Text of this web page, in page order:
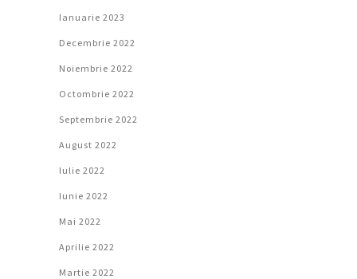
Ianuarie 2023
Decembrie 2022
Noiembrie 2022
Octombrie 2022
Septembrie 2022
August 2022
Iulie 2022
Iunie 2022
Mai 2022
Aprilie 2022
Martie 2022